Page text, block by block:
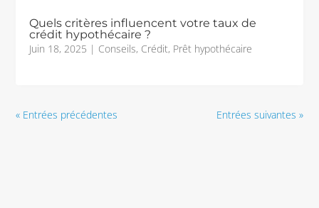
Quels critères influencent votre taux de
crédit hypothécaire ?
Juin 18, 2025 | Conseils, Crédit, Prêt hypothécaire
« Entrées précédentes Entrées suivantes »